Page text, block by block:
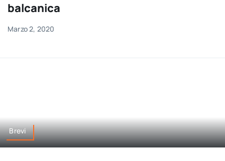
balcanica
Marzo 2, 2020
Brevi